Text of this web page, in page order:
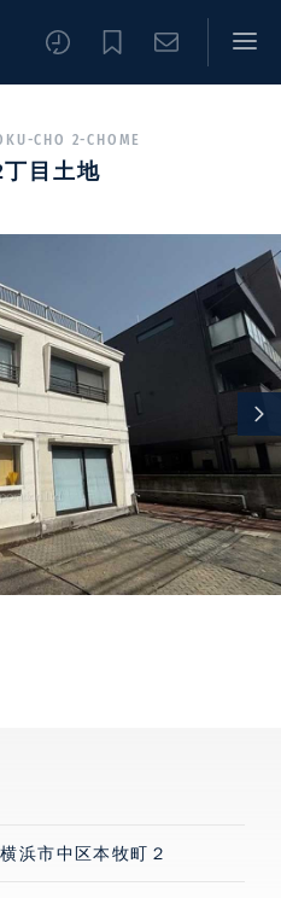
CHO 2-CHOME
目土地
浜市中区本牧町２